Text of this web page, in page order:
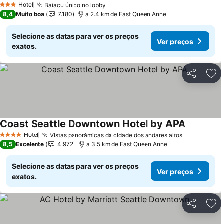
3 EstrelasHotel Baiacu único no lobby
8,4 Muito boa 7.180 a 2.4 km de East Queen Anne
Selecione as datas para ver os preços
exatos.
Ver preços
Partilhar
4 EstrelasHotel Vistas panorâmicas da cidade dos andares altos
Coast Seattle Downtown Hotel by APA
8,5 Excelente 4.972 a 3.5 km de East Queen Anne
Selecione as datas para ver os preços
exatos.
Ver preços
Partilhar